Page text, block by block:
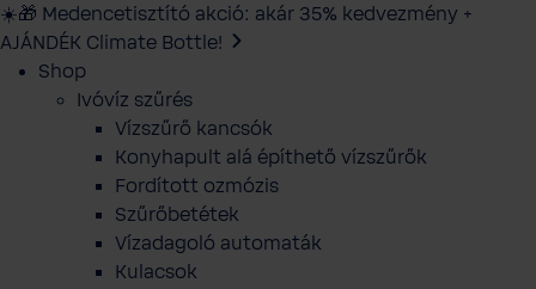
☀️🎁 Medencetisztító akció: akár 35% kedvezmény +
AJÁNDÉK Climate Bottle!
Shop
Ivóvíz szűrés
Vízszűrő kancsók
Konyhapult alá építhető vízszűrők
Fordított ozmózis
Szűrőbetétek
Vízadagoló automaták
Kulacsok